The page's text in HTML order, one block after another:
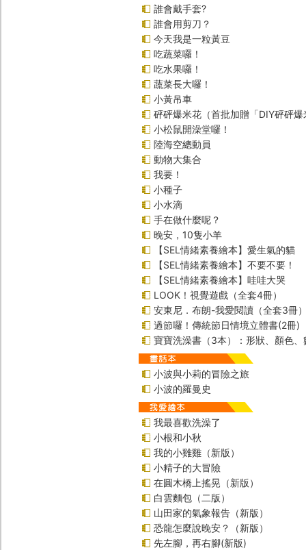
誰會戴手套?
誰會用剪刀？
今天我是一粒黃豆
吃蔬菜囉！
吃水果囉！
蔬菜長大囉！
小黃吊車
砰砰爆米花（首批加贈「DIY砰砰
小松鼠開澡堂囉！
陸海空總動員
動物大集合
我要！
小種子
小水滴
手在做什麼呢？
晚安，10隻小羊
【SEL情緒素養繪本】愛生氣的貓
【SEL情緒素養繪本】不要不要！
【SEL情緒素養繪本】哇哇大哭
LOOK！視覺遊戲（全套4冊）
安東尼．布朗-我愛閱讀（全套3冊
過節囉！傳統節日情境立體書(2冊)
寶寶洗澡書（3本）：形狀、顏色、
小波與小莉的冒險之旅
小波的羅曼史
我最喜歡洗澡了
小根和小秋
我的小雞雞（新版）
小精子的大冒險
在圓木橋上搖晃（新版）
白雲麵包（二版）
山田家的氣象報告（新版）
恐龍怎麼說晚安？（新版）
先左腳，再右腳(新版)